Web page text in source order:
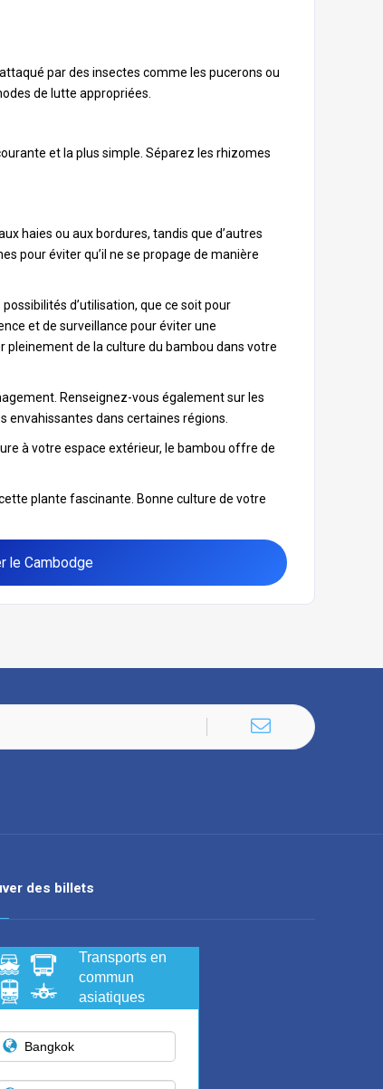
par des insectes comme les pucerons ou
de lutte appropriées.
et la plus simple. Séparez les rhizomes
haies ou aux bordures, tandis que d’autres
pour éviter qu’il ne se propage de manière
d’utilisation, que ce soit pour
et de surveillance pour éviter une
pleinement de la culture du bambou dans votre
Renseignez-vous également sur les
dans certaines régions.
à votre espace extérieur, le bambou offre de
plante fascinante. Bonne culture de votre
le Cambodge
des billets
Transports en
commun
asiatiques